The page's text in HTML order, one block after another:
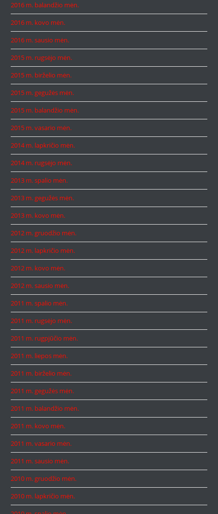
2016 m. balandžio mėn.
2016 m. kovo mėn.
2016 m. sausio mėn.
2015 m. rugsėjo mėn.
2015 m. birželio mėn.
2015 m. gegužės mėn.
2015 m. balandžio mėn.
2015 m. vasario mėn.
2014 m. lapkričio mėn.
2014 m. rugsėjo mėn.
2013 m. spalio mėn.
2013 m. gegužės mėn.
2013 m. kovo mėn.
2012 m. gruodžio mėn.
2012 m. lapkričio mėn.
2012 m. kovo mėn.
2012 m. sausio mėn.
2011 m. spalio mėn.
2011 m. rugsėjo mėn.
2011 m. rugpjūčio mėn.
2011 m. liepos mėn.
2011 m. birželio mėn.
2011 m. gegužės mėn.
2011 m. balandžio mėn.
2011 m. kovo mėn.
2011 m. vasario mėn.
2011 m. sausio mėn.
2010 m. gruodžio mėn.
2010 m. lapkričio mėn.